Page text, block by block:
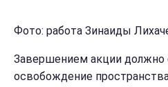
Фото: работа Зинаиды
Завершением акции должно
освобождение